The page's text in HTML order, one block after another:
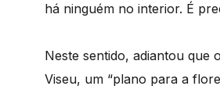
há ninguém no interior. É
Neste sentido, adiantou que
Viseu, um “plano para a